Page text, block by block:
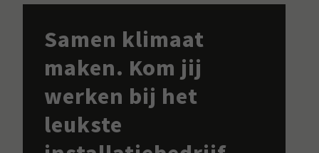
Samen klimaat
maken. Kom jij
werken bij het
leukste